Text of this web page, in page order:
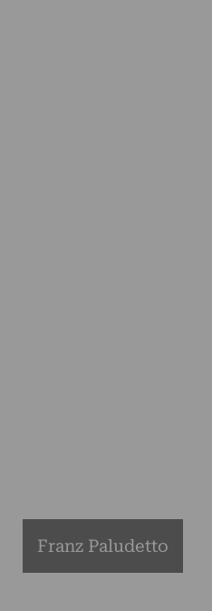
Franz Paludetto